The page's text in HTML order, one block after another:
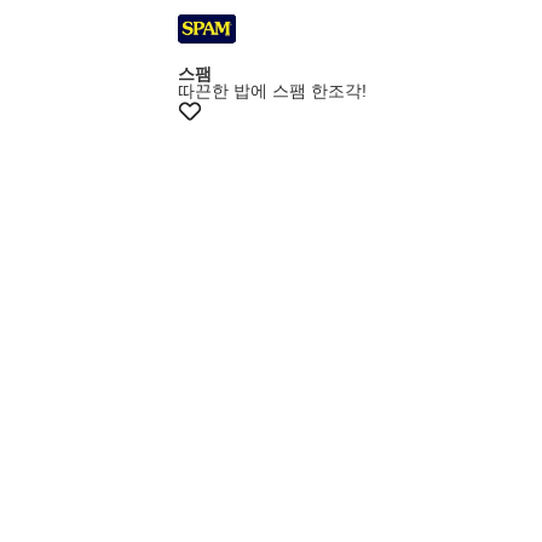
스팸
따끈한 밥에 스팸 한조각!